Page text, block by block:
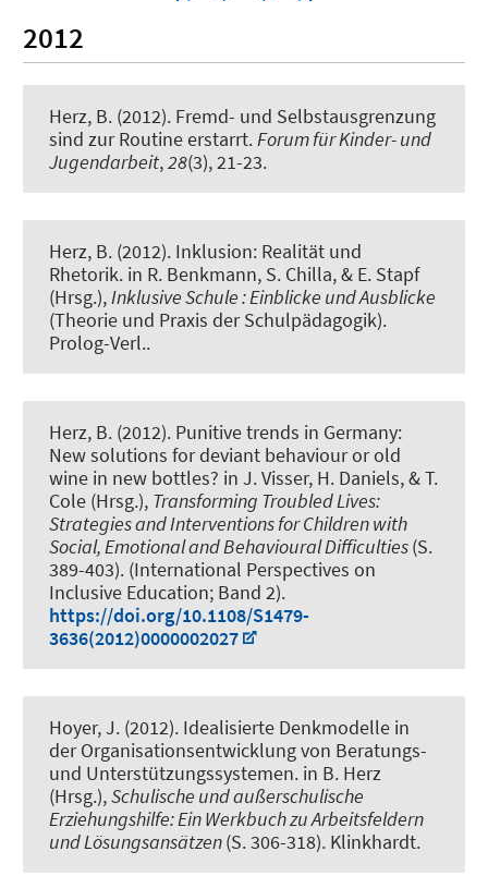
2012
Herz, B. (2012). Fremd- und Selbstausgrenzung
sind zur Routine erstarrt. Forum für Kinder- und
Jugendarbeit,28(3), 21-23.
Herz, B. (2012). Inklusion: Realität und
Rhetorik. in R. Benkmann, S. Chilla, & E. Stapf
(Hrsg.),Inklusive Schule : Einblicke und Ausblicke
(Theorie und Praxis der Schulpädagogik).
Prolog-Verl..
Herz, B. (2012). Punitive trends in Germany:
New solutions for deviant behaviour or old
wine in new bottles? in J. Visser, H. Daniels, & T.
Cole (Hrsg.), Transforming Troubled Lives:
Strategies and Interventions for Children with
Social, Emotional and Behavioural Difficulties(S.
389-403). (International Perspectives on
Inclusive Education; Band 2).
https://doi.org/10.1108/S1479-
3636(2012)0000002027
Hoyer, J. (2012). Idealisierte Denkmodelle in
der Organisationsentwicklung von Beratungs-
und Unterstützungssystemen. in B. Herz
(Hrsg.),Schulische und außerschulische
Erziehungshilfe: Ein Werkbuch zu Arbeitsfeldern
und Lösungsansätzen(S. 306-318). Klinkhardt.